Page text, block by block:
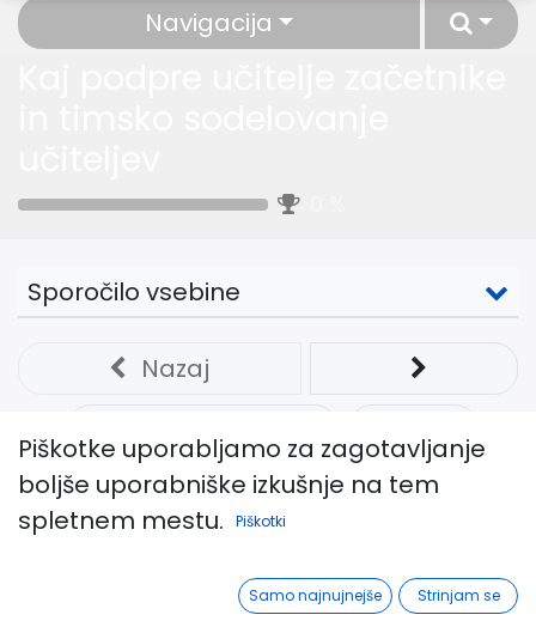
Navigacija
Sporočilo vsebine
Opis webinarja in uporabne
povezave
Nazaj
Celoten zaslon
Deli
Piškotke uporabljamo za zagotavljanje
boljše uporabniške izkušnje na tem
spletnem mestu.
Piškotki
Samo najnujnejše Strinjam se